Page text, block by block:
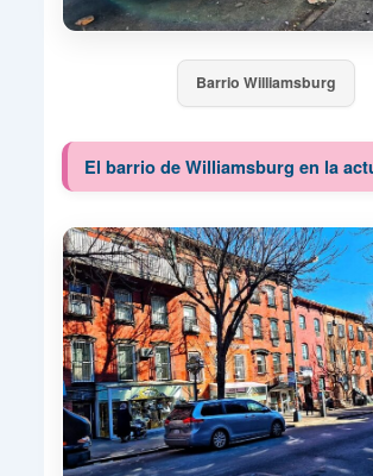
Barrio Williamsburg
El barrio de Williamsburg en la